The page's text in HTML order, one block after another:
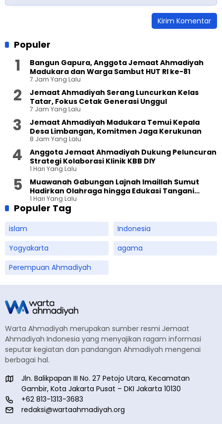
Populer
Bangun Gapura, Anggota Jemaat Ahmadiyah
Madukara dan Warga Sambut HUT RI ke-81
7 Jam Yang Lalu
Jemaat Ahmadiyah Serang Luncurkan Kelas
Tatar, Fokus Cetak Generasi Unggul
7 Jam Yang Lalu
Jemaat Ahmadiyah Madukara Temui Kepala
Desa Limbangan, Komitmen Jaga Kerukunan
8 Jam Yang Lalu
Anggota Jemaat Ahmadiyah Dukung Peluncuran
Strategi Kolaborasi Klinik KBB DIY
1 Hari Yang Lalu
Muawanah Gabungan Lajnah Imaillah Sumut
Hadirkan Olahraga hingga Edukasi Tangani
Sampah
1 Hari Yang Lalu
Populer Tag
islam
Indonesia
Yogyakarta
agama
Perempuan Ahmadiyah
Warta Ahmadiyah merupakan sumber resmi Jemaat
Ahmadiyah Indonesia yang menyajikan ragam informasi
seputar kegiatan dan pandangan Ahmadiyah mengenai
berbagai hal.
Jln. Balikpapan III No. 27 Petojo Utara, Kecamatan
Gambir, Kota Jakarta Pusat – DKI Jakarta 10130
+62 813-1313-3683
redaksi@wartaahmadiyah.org